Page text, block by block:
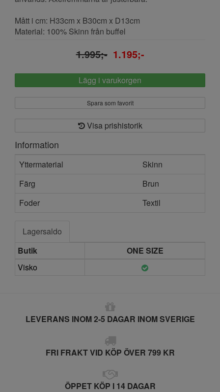
Mått i cm: H33cm x B30cm x D13cm
Material: 100% Skinn från buffel
1.995;- 1.195;-
Lägg i varukorgen
Spara som favorit
Visa prishistorik
Information
Yttermaterial
Skinn
Färg
Brun
Foder
Textil
Lagersaldo
Butik
ONE SIZE
Visko
LEVERANS INOM 2-5 DAGAR INOM SVERIGE
FRI FRAKT VID KÖP ÖVER 799 KR
ÖPPET KÖP I 14 DAGAR